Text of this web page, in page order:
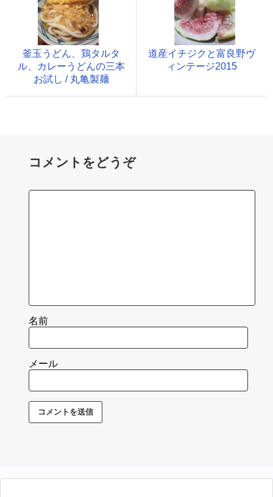
釜玉うどん、鶏タルタ
ル、カレーうどんの三本
お試し / 丸亀製麺
道産イチジクと富良野ヴ
ィンテージ2015
コメントをどうぞ
名前
メール